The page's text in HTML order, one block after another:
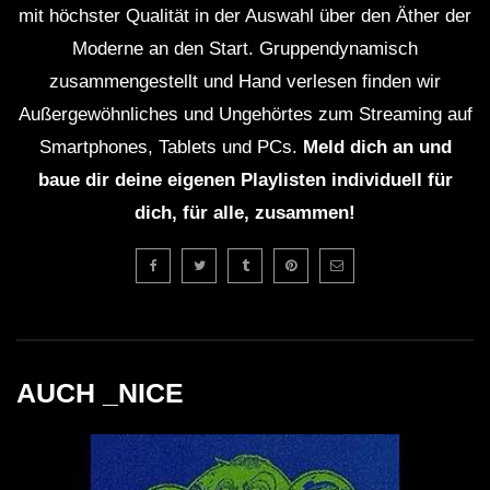
Quellen
Ben Klock – Wikipedia
Amnesia – Wikipedia
Sven Väth – Wikipedia
Ibiza – Wikipedia
Berghain – Wikipedia
WICHTIG:
mit höchster Qualität in der Auswahl über den Äther der
Moderne an den Start. Gruppendynamisch
zusammengestellt und Hand verlesen finden wir
Außergewöhnliches und Ungehörtes zum Streaming auf
Smartphones, Tablets und PCs. Meld dich an und
baue dir deine eigenen Playlisten individuell für
dich, für alle, zusammen!
AUCH _NICE